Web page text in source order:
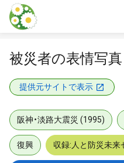
本文に飛ぶ
被災者の表情写真
提供元サイトで表示
阪神・淡路大震災 (1995)
復興 収録:人と防災未